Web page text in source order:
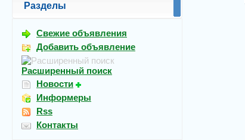
Разделы
Свежие объявления
Добавить объявление
Расширенный поиск
Новости
Информеры
Rss
Контакты